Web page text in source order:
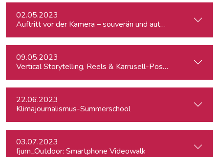
02.05.2023
Auftritt vor der Kamera – souverän und authentisch
09.05.2023
Vertical Storytelling, Reels & Karrusell-Posts für
22.06.2023
Klimajournalismus-Summerschool
03.07.2023
fjum_Outdoor: Smartphone Videowalk